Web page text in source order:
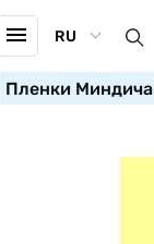
RU
Пленки Миндича